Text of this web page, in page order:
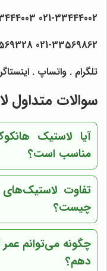
021-33444002 021-33444003
021-33569862 021-33569328
تلگرام . واتساپ . اینستاگرام :
سوالات متداول
آیا لاستیک
مناسب است؟
تفاوت
چیست؟
چگونه می‌توانم
دهم؟